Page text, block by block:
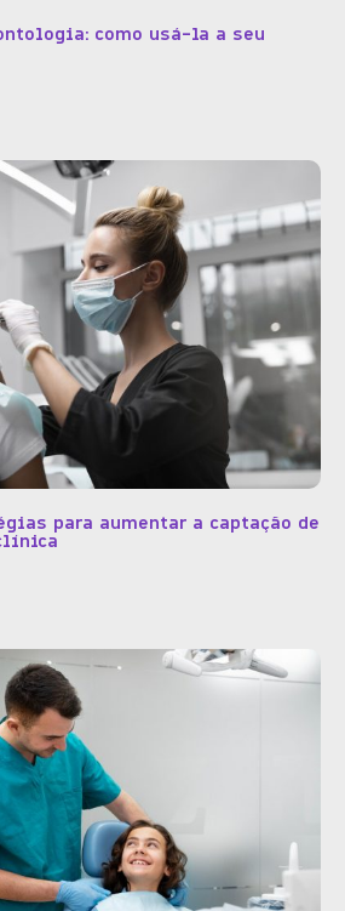
como usá-la a seu
para aumentar a captação de